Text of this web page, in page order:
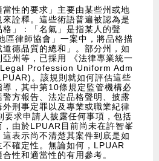
性的要求」主要由某些州或地
詮釋。這些術語普遍被認為是
」：「名氣」是指某人的聲
區律師協會」一案中，將品格描
德品質的總和」。部分州，如
州等，已採用 《法律專業統一
Profession Uniform Adm
。該規則就如何評估這些
，其中第10條規定監管機構必
方報告、法定品格聲明、披露
刑事定罪以及專業或職業紀律
要求申請人披露任何事項，包括
由於LPUAR目前尚未在許智峯
表示尚不清楚其案件到底是如
確定性。無論如何，LPUAR
性和適當性的有用參考。